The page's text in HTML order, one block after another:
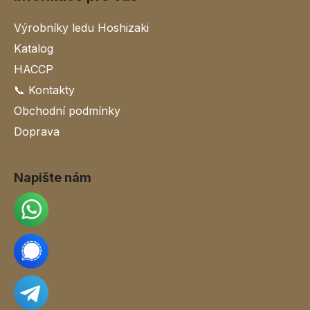
Výrobníky ledu Hoshizaki
Katalog
HACCP
📞 Kontakty
Obchodní podmínky
Doprava
Napište nám